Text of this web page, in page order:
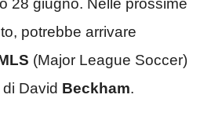
28 giugno. Nelle prossime
potrebbe arrivare
(Major League Soccer)
di David Beckham.